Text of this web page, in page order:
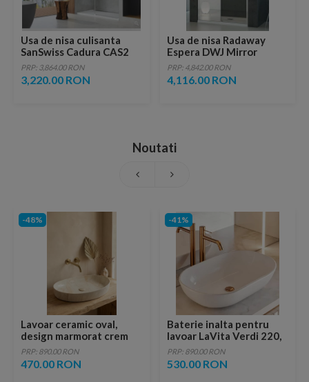
Usa de nisa culisanta
SanSwiss Cadura CAS2
120 x H200 cm sticla
Shade
PRP: 3,864.00 RON
3,220.00 RON
Usa de nisa Radaway
Espera DWJ Mirror
100X200 cm, sticla
transparenta
PRP: 4,842.00 RON
4,116.00 RON
Noutati
-48%
Lavoar ceramic oval,
design marmorat crem
lucios cu vene aurii,
ventil inclus
PRP: 890.00 RON
470.00 RON
-41%
Baterie inalta pentru
lavoar LaVita Verdi 220,
fara ventil, brushed
copper
PRP: 890.00 RON
530.00 RON